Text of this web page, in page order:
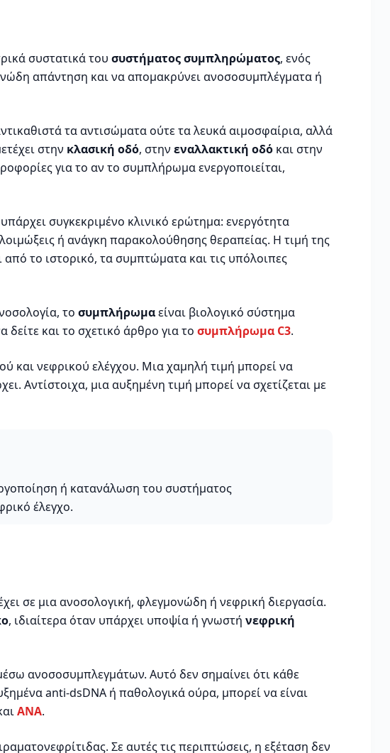
συστατικά του συστήματος συμπληρώματος, ενός
απάντηση και να απομακρύνει ανοσοσυμπλέγματα ή
τα αντισώματα ούτε τα λευκά αιμοσφαίρια, αλλά
στην κλασική οδό, στην εναλλακτική οδό και στην
για το αν το συμπλήρωμα ενεργοποιείται,
συγκεκριμένο κλινικό ερώτημα: ενεργότητα
ή ανάγκη παρακολούθησης θεραπείας. Η τιμή της
το ιστορικό, τα συμπτώματα και τις υπόλοιπες
το συμπλήρωμαείναι βιολογικό σύστημα
και το σχετικό άρθρο για το συμπλήρωμα C3.
και νεφρικού ελέγχου. Μια χαμηλή τιμή μπορεί να
Αντίστοιχα, μια αυξημένη τιμή μπορεί να σχετίζεται με
ή κατανάλωση του συστήματος
έλεγχο.
σε μια ανοσολογική, φλεγμονώδη ή νεφρική διεργασία.
, ιδιαίτερα όταν υπάρχει υποψία ή γνωστή νεφρική
ανοσοσυμπλεγμάτων. Αυτό δεν σημαίνει ότι κάθε
anti-dsDNA ή παθολογικά ούρα, μπορεί να είναι
ANA.
Σε αυτές τις περιπτώσεις, η εξέταση δεν